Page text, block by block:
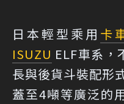
日本輕型乘用 卡
ISUZU ELF車系，
長與後貨斗裝配形
蓋至4噸等廣泛的